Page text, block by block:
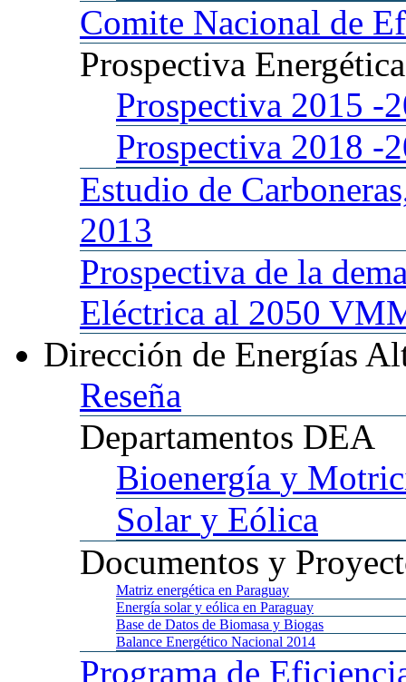
Comite Nacional de
Prospectiva
Prospectiva 2015 -
Prospectiva 2018 -
Estudio de
2013
Prospectiva de la
Eléctrica al 2050
Dirección de Energías
Reseña
Departamentos DEA
Bioenergía y
Solar y Eólica
Documentos y
Matriz energética en Paraguay
Energía solar y eólica en Paraguay
Base de Datos de Biomasa y Biogas
Balance Energético Nacional 2014
Programa de